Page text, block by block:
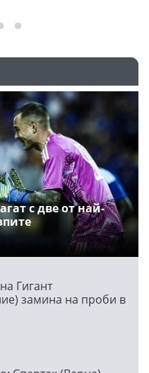
с две от най-
Гигант
замина на проби в